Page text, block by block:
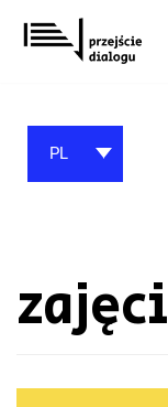
Przejdź
do
PL